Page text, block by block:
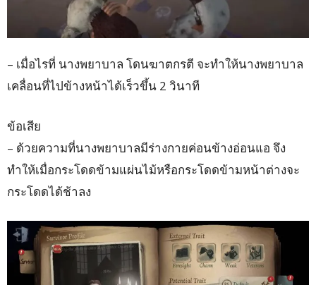
– เมื่อไรที่ นางพยาบาล โดนฆาตกรตี จะทำให้นางพยาบาล
เคลื่อนที่ไปข้างหน้าได้เร็วขึ้น 2 วินาที
ข้อเสีย
– ด้วยความที่นางพยาบาลมีร่างกายค่อนข้างอ่อนแอ จึง
ทำให้เมื่อกระโดดข้ามแผ่นไม้หรือกระโดดข้ามหน้าต่างจะ
กระโดดได้ช้าลง